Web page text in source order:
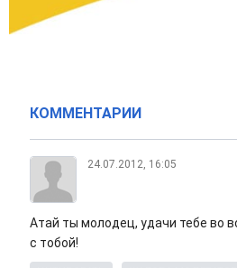
КОММЕНТАРИИ
24.07.2012, 16:05
Атай ты молодец, удачи тебе во
с тобой!